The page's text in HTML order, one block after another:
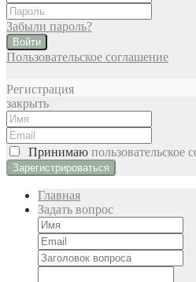
Забыли пароль?
Войти
Пользовательское соглашение
Регистрация
закрыть
Принимаю пользовательское
Главная
Задать вопрос